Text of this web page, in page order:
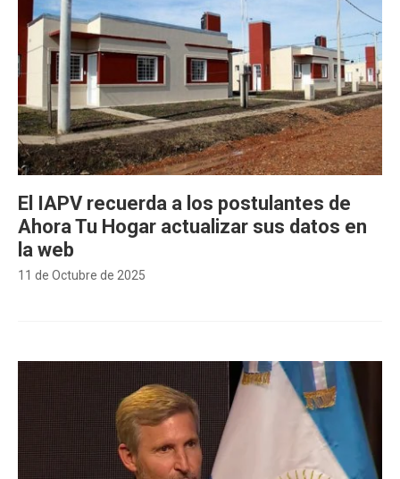
11 de Octubre de 2025
El IAPV recuerda a los postulantes de
Ahora Tu Hogar actualizar sus datos en
la web